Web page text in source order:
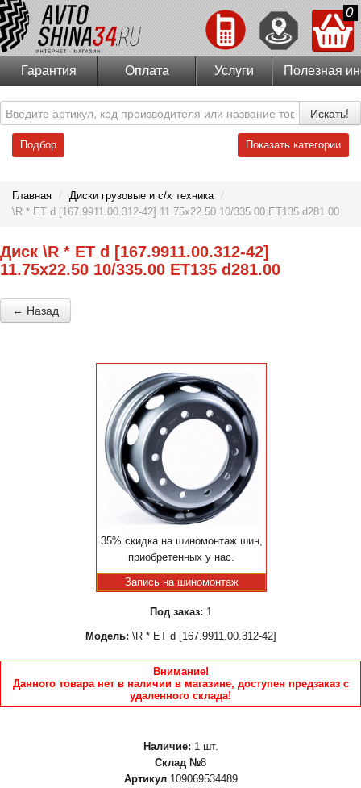
0
Гарантия Оплата Услуги Полезная
Искать!
Подбор Показать категории
Главная / Диски грузовые и с/х техника /
\R * ET d [167.9911.00.312-42] 11.75x22.50 10/335.00 ET135 d281.00
Диск \R * ET d [167.9911.00.312-42]
11.75x22.50 10/335.00 ET135 d281.00
← Назад
35% скидка на шиномонтаж шин,
приобретенных у нас.
Запись на шиномонтаж
Под заказ: 1
Модель: \R * ET d [167.9911.00.312-42]
Внимание!
Данного товара нет в наличии в магазине, доступен предзаказ с
удаленного склада!
Наличие: 1 шт.
Склад №8
Артикул 109069534489